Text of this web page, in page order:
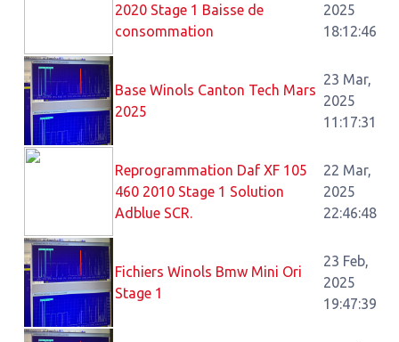
2020 Stage 1 Baisse de
consommation
2025
18:12:46
Base Winols Canton Tech Mars
2025
23 Mar,
2025
11:17:31
Reprogrammation Daf XF 105
460 2010 Stage 1 Solution
Adblue SCR.
22 Mar,
2025
22:46:48
Fichiers Winols Bmw Mini Ori
Stage 1
23 Feb,
2025
19:47:39